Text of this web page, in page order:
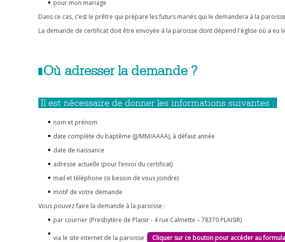
pour mon mariage
Dans ce cas, c’est le prêtre qui prépare les futurs mariés qui le demandera à la
La demande de certificat doit être envoyée à la paroisse dont dépend l'église où a eu
Où adresser la demande ?
Il est nécessaire de donner les informations suivantes :
nom et prénom
date complète du baptême (JJ/MM/AAAA), à défaut année
date de naissance
adresse actuelle (pour l’envoi du certificat)
mail et téléphone (si besoin de vous joindre)
motif de votre demande
Vous pouvez faire la demande à la paroisse :
par courrier (Presbytère de Plaisir - 4 rue Calmette – 78370 PLAISIR)
via le site internet de la paroisse : Cliquer sur ce bouton pour accéder au